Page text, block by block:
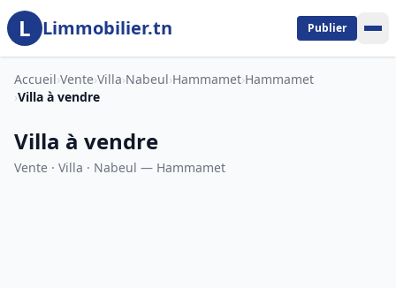
Aller au contenu principal
L Limmobilier.tn Publier
Accueil›Vente›Villa›Nabeul›Hammamet›Hammamet
›Villa à vendre
Villa à vendre
Vente · Villa · Nabeul — Hammamet